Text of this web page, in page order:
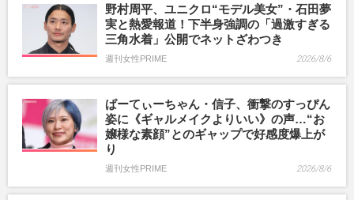
野村周平、ユニクロ“モデル美女”・石田夢
実と熱愛報道！下半身強調の「過激すぎる
三角水着」公開でネットざわつき
週刊女性PRIME 2026/8/6
ぱーてぃーちゃん・信子、衝撃のすっぴん
姿に《ギャルメイクよりいい》の声…“お
嬢様な素顔”とのギャップで好感度爆上が
り
週刊女性PRIME 2026/8/6